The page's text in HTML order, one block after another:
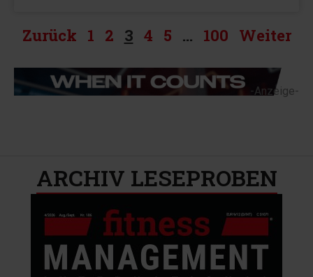
Zurück 1 2 3 4 5 … 100 Weiter
-Anzeige-
ARCHIV LESEPROBEN​